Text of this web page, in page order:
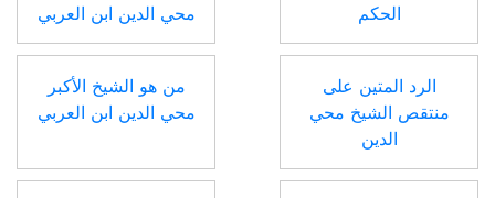
الحكم
محي الدين ابن العربي
الرد المتين على
منتقص الشيخ محي
الدين
من هو الشيخ الأكبر
محي الدين ابن العربي